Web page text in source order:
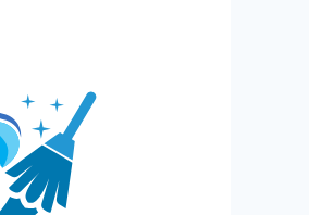
شركة
عزل
خزانات